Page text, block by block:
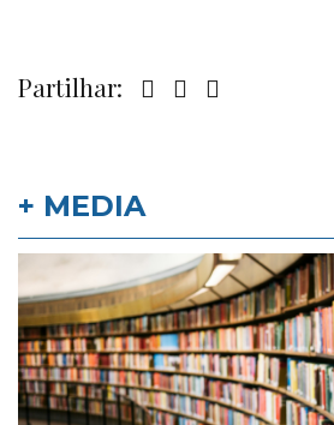
Partilhar:
+ MEDIA